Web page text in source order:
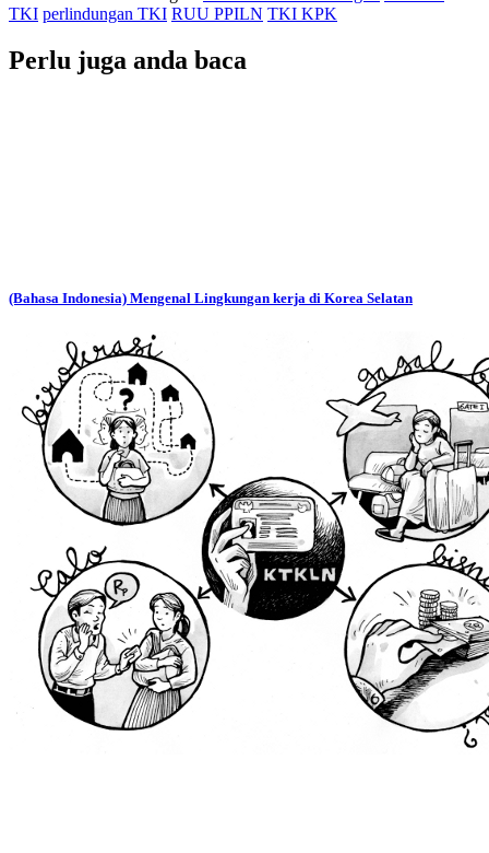
TKI perlindungan TKI RUU PPILN TKI KPK
Perlu juga anda baca
(Bahasa Indonesia) Mengenal Lingkungan kerja di Korea Selatan